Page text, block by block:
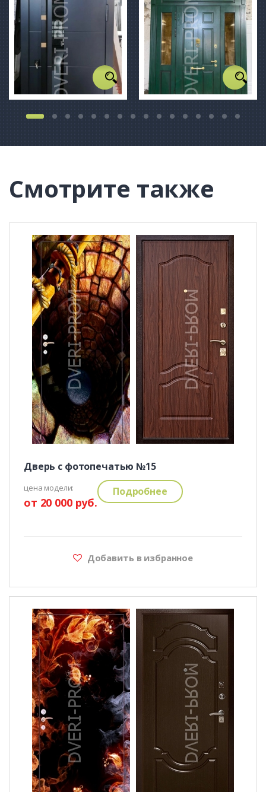
Смотрите также
Дверь с фотопечатью №15
цена модели:
от 20 000 руб.
Подробнее
Добавить в избранное